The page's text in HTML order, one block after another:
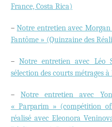
France, Costa Rica)
–Notre entretien avec
Fantôme » (Quinzaine des
–Notre entretien avec Léo
sélection des courts métrages
–Notre entretien avec
« Parparim » (compétition
réalisé avec Eleonora